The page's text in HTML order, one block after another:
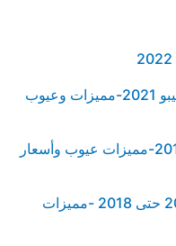
تقييم شامل سيارة شيفروليه ماليبو 2021-مميزات وعيوب
تقييم شامل شيفروليه سبارك 2015-مميزات عيوب وأسعار
تقييم شامل شيفروليه كروز 2014 حتى 2018 -مميزات